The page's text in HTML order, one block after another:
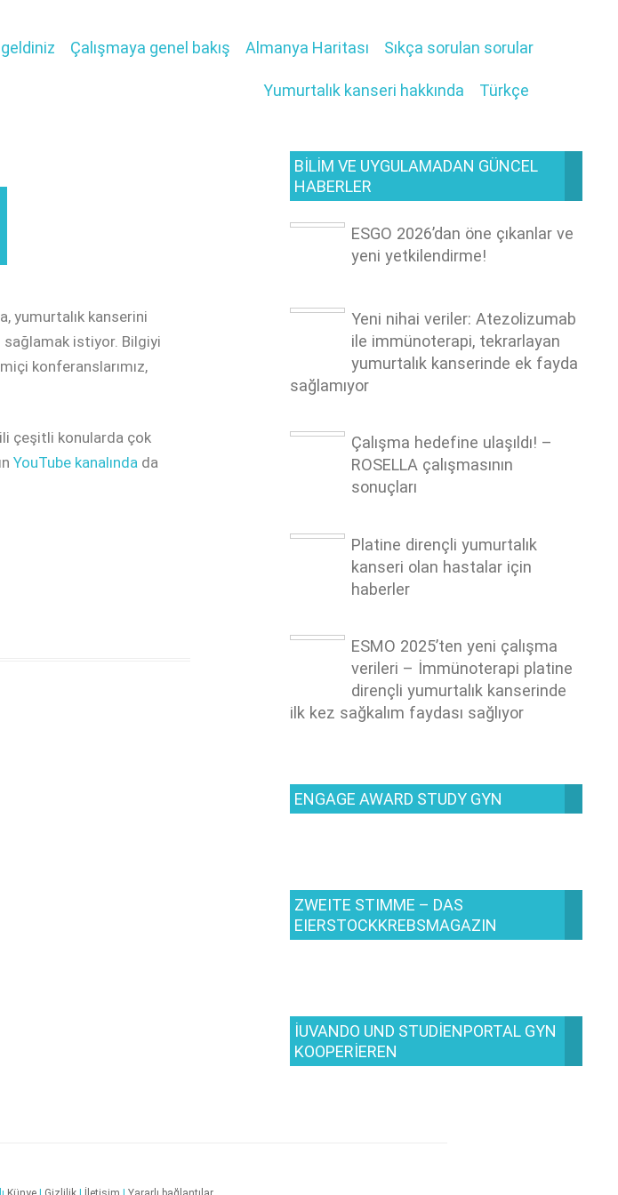
Çalışmaya genel bakış Almanya Haritası Sıkça sorulan sorular
Yumurtalık kanseri hakkında Türkçe
yumurtalık kanserini
istiyor. Bilgiyi
konferanslarımız,
çeşitli konularda çok
YouTube kanalında da
BILIM VE UYGULAMADAN GÜNCEL
HABERLER
ESGO 2026’dan öne çıkanlar ve
yeni yetkilendirme!
Yeni nihai veriler: Atezolizumab
ile immünoterapi, tekrarlayan
yumurtalık kanserinde ek fayda
sağlamıyor
Çalışma hedefine ulaşıldı! –
ROSELLA çalışmasının
sonuçları
Platine dirençli yumurtalık
kanseri olan hastalar için
haberler
ESMO 2025’ten yeni çalışma
verileri – İmmünoterapi platine
dirençli yumurtalık kanserinde
ilk kez sağkalım faydası sağlıyor
ENGAGE AWARD STUDY GYN
ZWEITE STIMME – DAS
EIERSTOCKKREBSMAGAZIN
IUVANDO UND STUDIENPORTAL GYN
KOOPERIEREN